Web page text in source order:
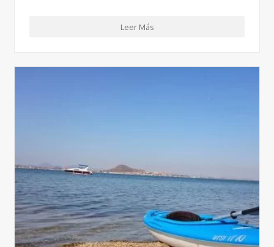
Leer Más